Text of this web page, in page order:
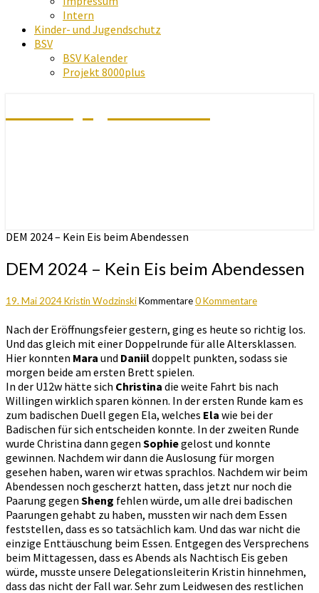
Intern
Kinder- und Jugendschutz
BSV
BSV Kalender
Projekt 8000plus
DEM 2024 – Kein Eis beim Abendessen
DEM 2024 – Kein Eis beim Abendessen
19. Mai 2024Kristin WodzinskiKommentare0 Kommentare
Nach der Eröffnungsfeier gestern, ging es heute so richtig los.
Und das gleich mit einer Doppelrunde für alle Altersklassen.
Hier konnten Mara und Daniildoppelt punkten, sodass sie
morgen beide am ersten Brett spielen.
In der U12w hätte sich Christina die weite Fahrt bis nach
Willingen wirklich sparen können. In der ersten Runde kam es
zum badischen Duell gegen Ela, welches Ela wie bei der
Badischen für sich entscheiden konnte. In der zweiten Runde
wurde Christina dann gegen Sophiegelost und konnte
gewinnen. Nachdem wir dann die Auslosung für morgen
gesehen haben, waren wir etwas sprachlos. Nachdem wir beim
Abendessen noch gescherzt hatten, dass jetzt nur noch die
Paarung gegen Sheng fehlen würde, um alle drei badischen
Paarungen gehabt zu haben, mussten wir nach dem Essen
feststellen, dass es so tatsächlich kam. Und das war nicht die
einzige Enttäuschung beim Essen. Entgegen des Versprechens
beim Mittagessen, dass es Abends als Nachtisch Eis geben
würde, musste unsere Delegationsleiterin Kristin hinnehmen,
dass das nicht der Fall war. Sehr zum Leidwesen des restlichen